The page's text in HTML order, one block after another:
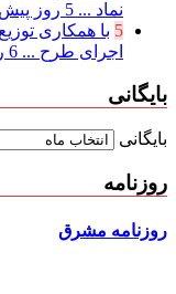
نماد ... 5 روز پیش
5 با همکاری
اجرای طرح ... 6 روز پیش
بایگانی
بایگانی
روزنامه
روزنامه مشرق